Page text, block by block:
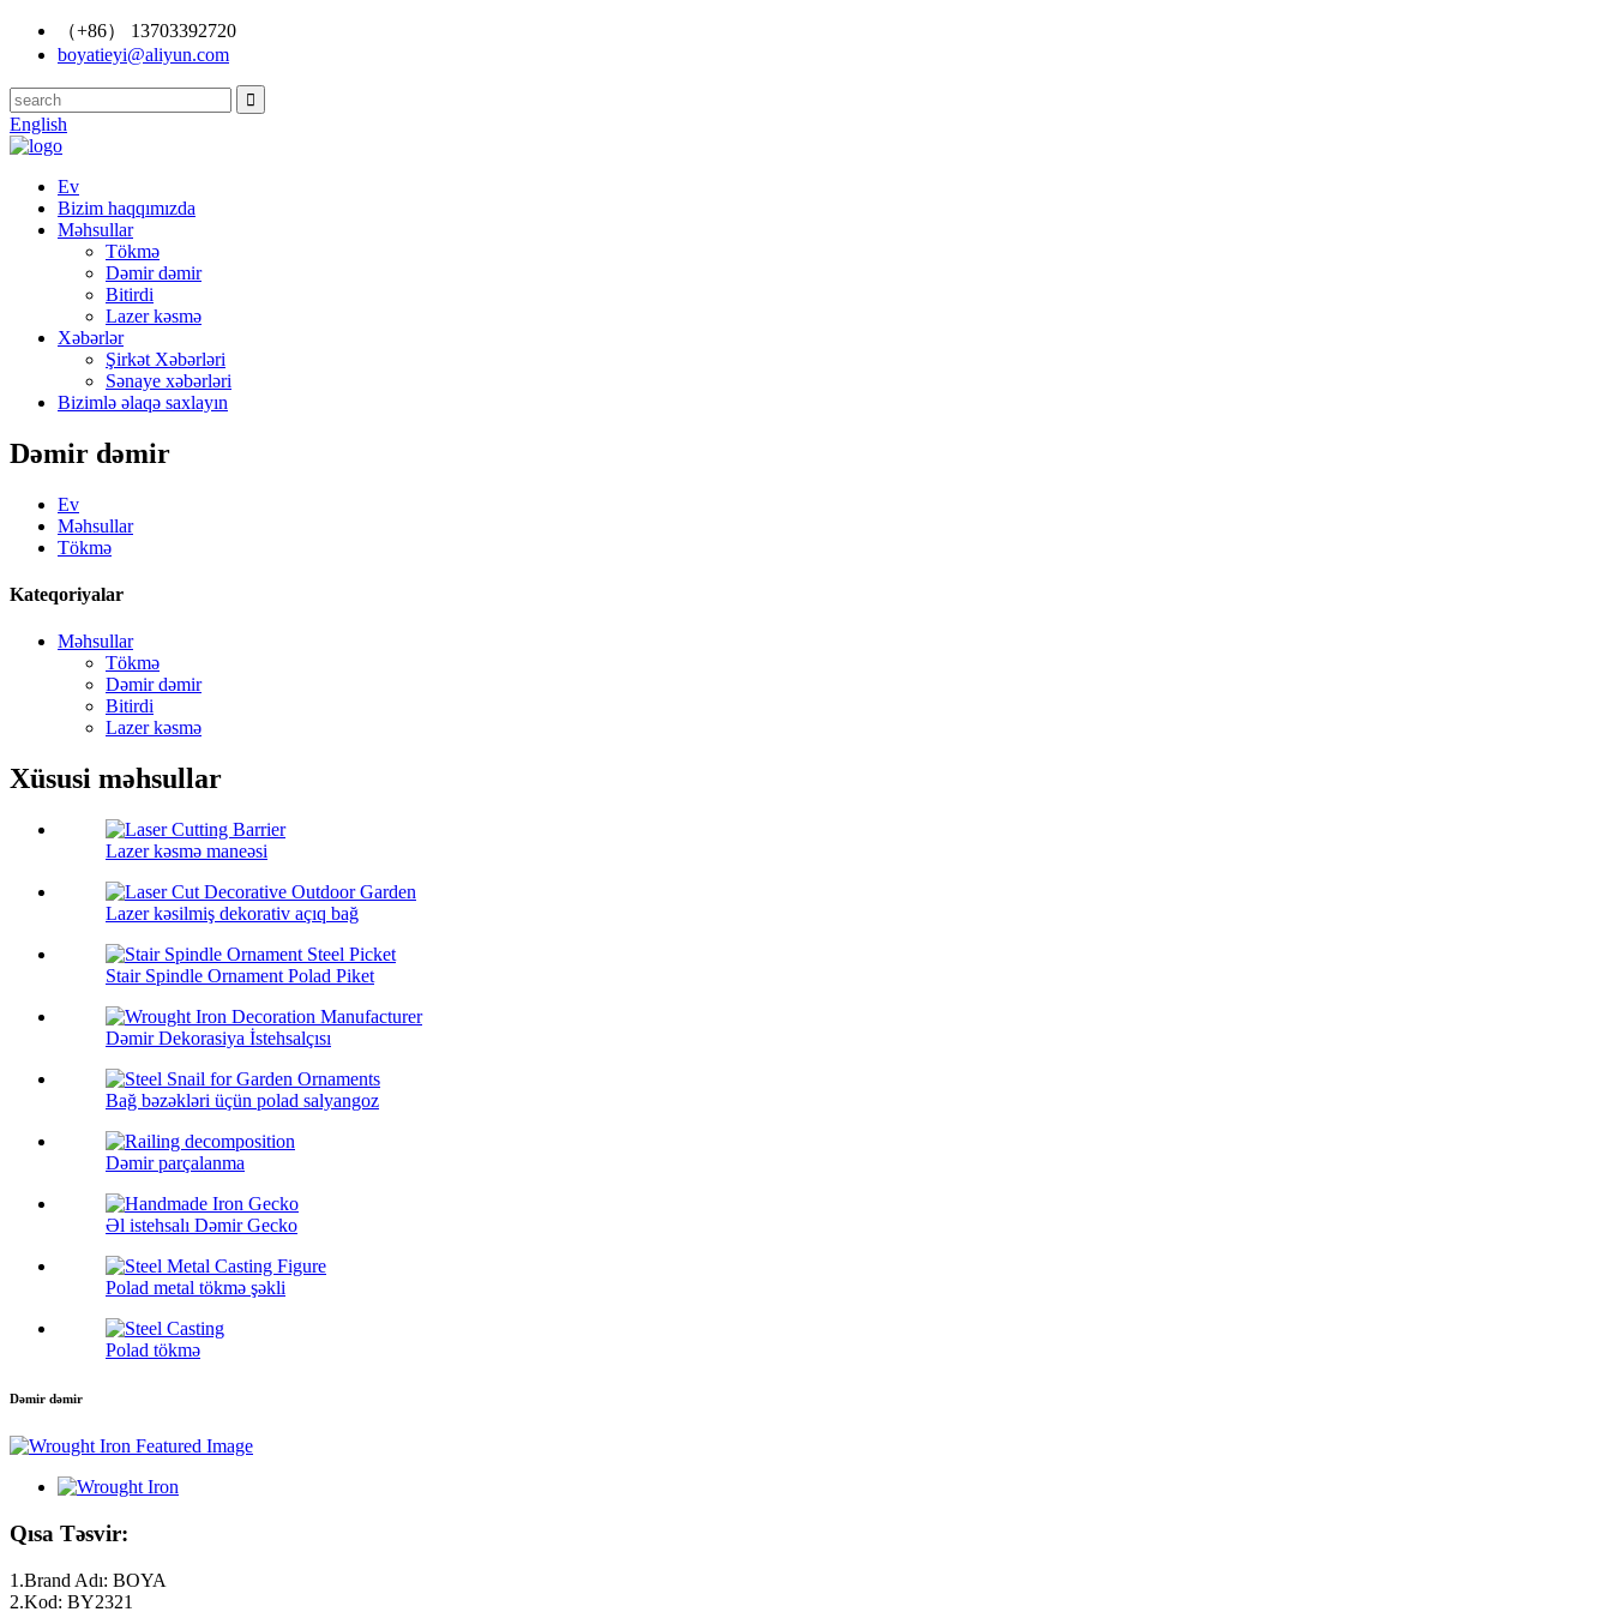
（+86） 13703392720
boyatieyi@aliyun.com
English
Ev
Bizim haqqımızda
Məhsullar
Tökmə
Dəmir dəmir
Bitirdi
Lazer kəsmə
Xəbərlər
Şirkət Xəbərləri
Sənaye xəbərləri
Bizimlə əlaqə saxlayın
Dəmir dəmir
Ev
Məhsullar
Tökmə
Kateqoriyalar
Məhsullar
Tökmə
Dəmir dəmir
Bitirdi
Lazer kəsmə
Xüsusi məhsullar
Lazer kəsmə maneəsi
Lazer kəsilmiş dekorativ açıq bağ
Stair Spindle Ornament Polad Piket
Dəmir Dekorasiya İstehsalçısı
Bağ bəzəkləri üçün polad salyangoz
Dəmir parçalanma
Əl istehsalı Dəmir Gecko
Polad metal tökmə şəkli
Polad tökmə
Dəmir dəmir
Qısa Təsvir:
1.Brand Adı: BOYA
2.Kod: BY2321